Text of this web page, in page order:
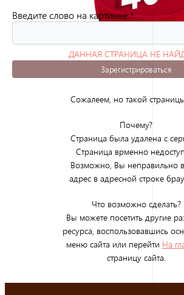
ДАННАЯ СТРАНИЦА НЕ
(ОШИБКА 404)
Сожалеем, но такой
Почему?
Страница была удалена с
Страница врменно
Возможно, Вы неправильно
адрес в адресной строке
Что возможно сделать?
Вы можете посетить другие
ресурса, воспользовавшись
меню сайта или перейти На
страницу сайта.
Введите слово на картинке:*
Зарегистрироваться